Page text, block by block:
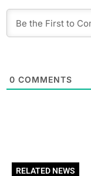
0 COMMENTS
RELATED NEWS